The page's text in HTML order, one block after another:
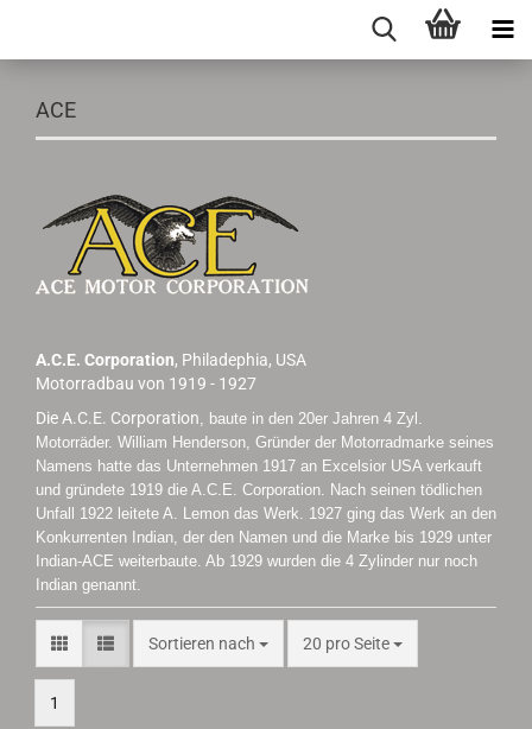
ACE
A.C.E. Corporation, Philadephia, USA
Motorradbau von 1919 - 1927
Die A.C.E. Corporation, baute in den 20er Jahren 4 Zyl.
Motorräder. William Henderson, Gründer der Motorradmarke seines
Namens hatte das Unternehmen 1917 an Excelsior USA verkauft
und gründete 1919 die A.C.E. Corporation. Nach seinen tödlichen
Unfall 1922 leitete A. Lemon das Werk. 1927 ging das Werk an den
Konkurrenten Indian, der den Namen und die Marke bis 1929 unter
Indian-ACE weiterbaute. Ab 1929 wurden die 4 Zylinder nur noch
Indian genannt.
Sortieren nach
Sortieren nach 20 pro Seite
pro Seite
1